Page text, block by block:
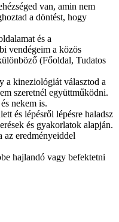
van, amin nem
a döntést, hogy
és a
vendégeim a közös
(Főoldal, Tudatos
a kineziológiát választod a
szeretnél együttműködni.
nekem is.
és lépésről lépésre haladsz
és gyakorlatok alapján.
az eredményeiddel
hajlandó vagy befektetni